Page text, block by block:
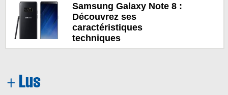
Samsung Galaxy Note 8 :
Découvrez ses
caractéristiques
techniques